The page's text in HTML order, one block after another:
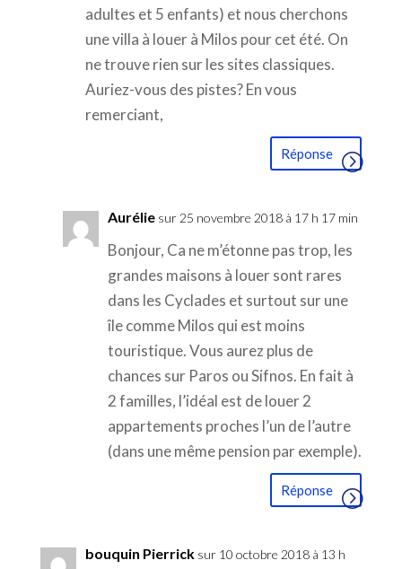
adultes et 5 enfants) et nous cherchons
une villa à louer à Milos pour cet été. On
ne trouve rien sur les sites classiques.
Auriez-vous des pistes? En vous
remerciant,
Réponse
Aurélie sur 25 novembre 2018 à 17 h 17 min
Bonjour, Ca ne m’étonne pas trop, les
grandes maisons à louer sont rares
dans les Cyclades et surtout sur une
île comme Milos qui est moins
touristique. Vous aurez plus de
chances sur Paros ou Sifnos. En fait à
2 familles, l’idéal est de louer 2
appartements proches l’un de l’autre
(dans une même pension par exemple).
Réponse
bouquin Pierrick sur 10 octobre 2018 à 13 h